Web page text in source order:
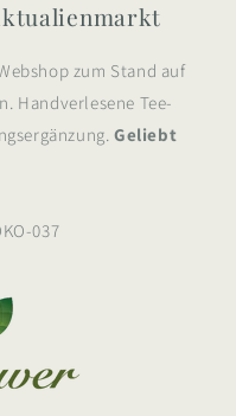
zum Stand auf
Handverlesene Tee-
Geliebt
037